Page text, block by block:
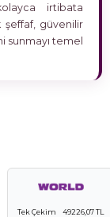
irtibata
şeffaf, güvenilir
sunmayı temel
Tek Çekim
49226,07 TL